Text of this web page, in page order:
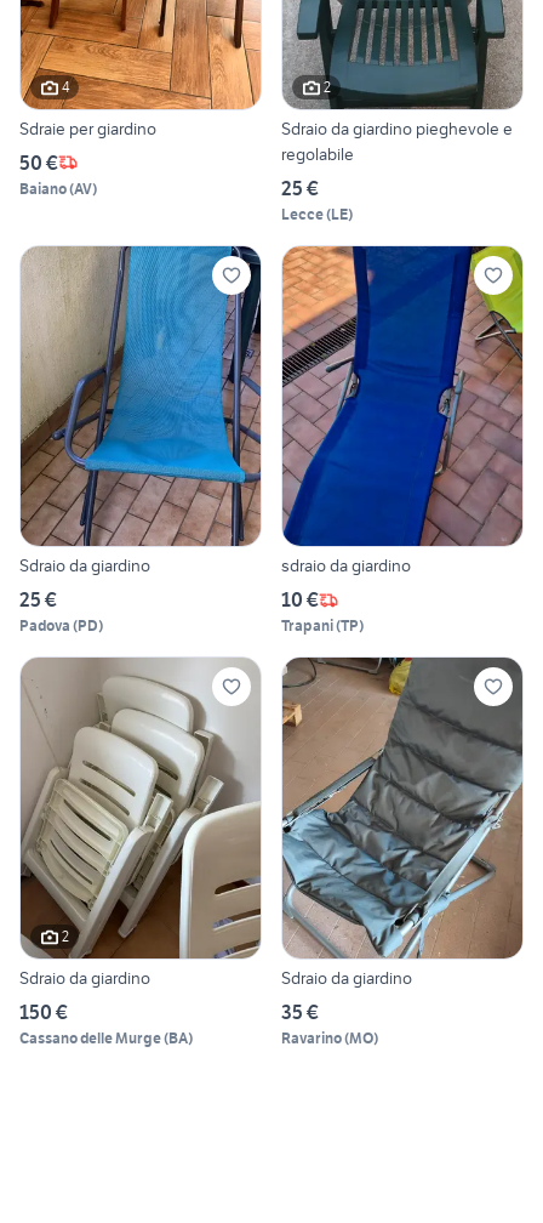
4
Sdraie per giardino
50 €
Baiano(AV)
2
Sdraio da giardino pieghevole e
regolabile
25 €
Lecce(LE)
Sdraio da giardino
25 €
Padova (PD)
sdraio da giardino
10 €
Trapani(TP)
2
Sdraio da giardino
150 €
Cassano delle Murge(BA)
Sdraio da giardino
35 €
Ravarino(MO)